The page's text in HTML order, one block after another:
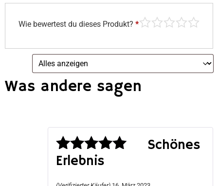
Wie bewertest du dieses Produkt? *
Was andere sagen
Bewertet
Schönes
Erlebnis